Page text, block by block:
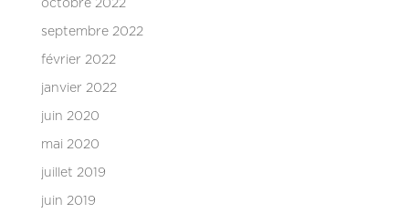
octobre 2022
septembre 2022
février 2022
janvier 2022
juin 2020
mai 2020
juillet 2019
juin 2019